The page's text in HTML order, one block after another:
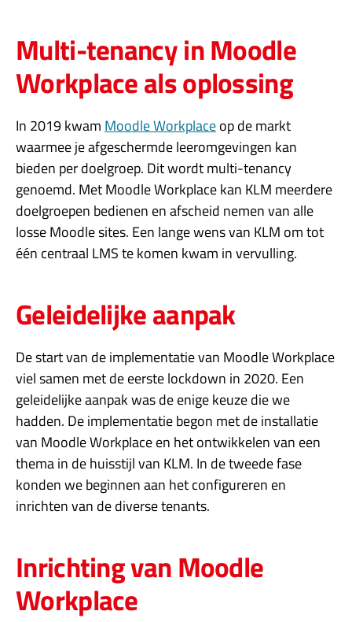
Multi-tenancy in Moodle
Workplace als oplossing
In 2019 kwam Moodle Workplaceop de markt
waarmee je afgeschermde leeromgevingen kan
bieden per doelgroep. Dit wordt multi-tenancy
genoemd. Met Moodle Workplace kan KLM meerdere
doelgroepen bedienen en afscheid nemen van alle
losse Moodle sites. Een lange wens van KLM om tot
één centraal LMS te komen kwam in vervulling.
Geleidelijke aanpak
De start van de implementatie van Moodle Workplace
viel samen met de eerste lockdown in 2020. Een
geleidelijke aanpak was de enige keuze die we
hadden. De implementatie begon met de installatie
van Moodle Workplace en het ontwikkelen van een
thema in de huisstijl van KLM. In de tweede fase
konden we beginnen aan het configureren en
inrichten van de diverse tenants.
Inrichting van Moodle
Workplace